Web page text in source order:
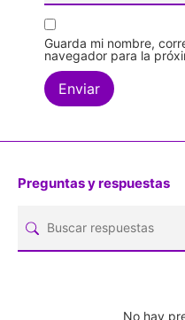
Guarda mi nombre,
navegador para la
Preguntas y respuestas
No hay